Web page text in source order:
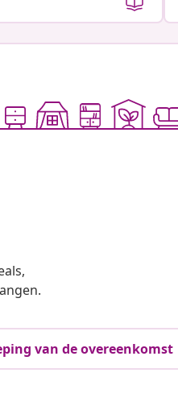
van de overeenkomst